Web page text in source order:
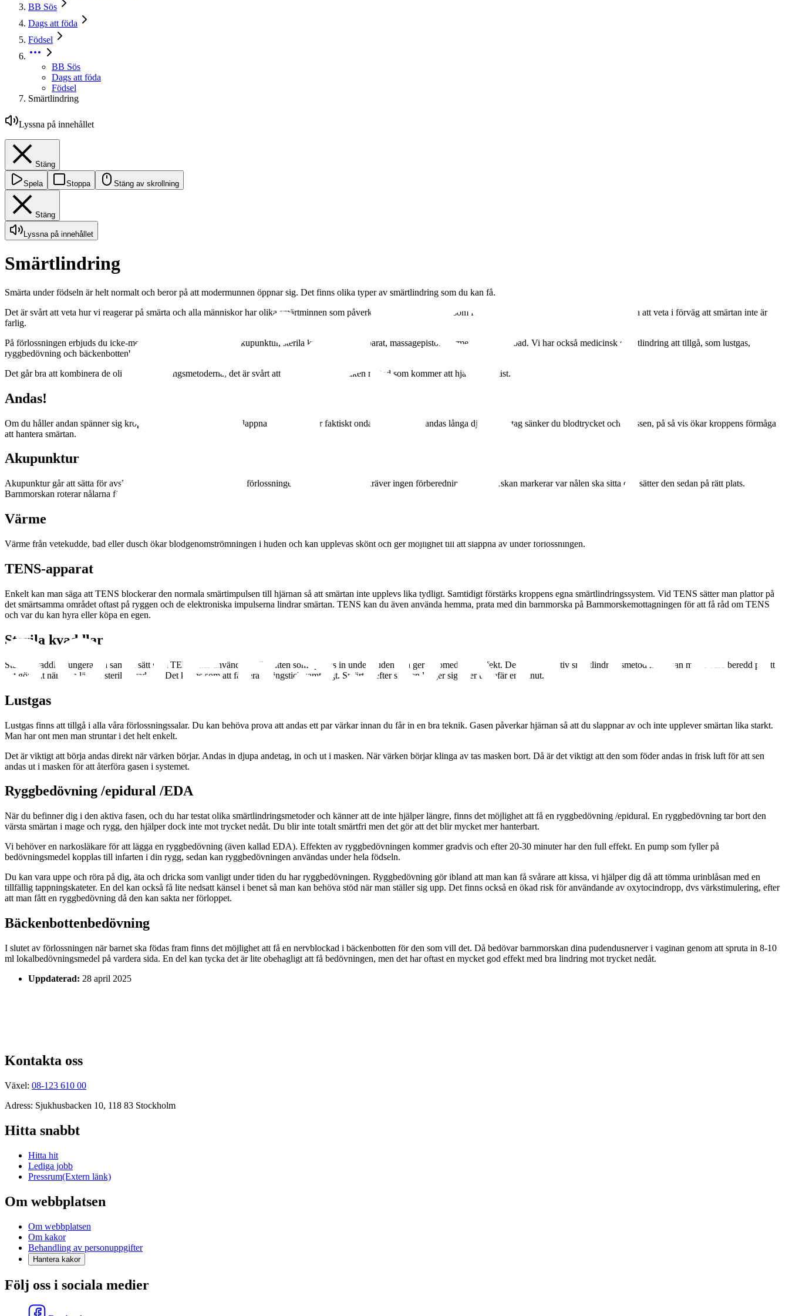
BB Sös
Dags att föda
Födsel
BB Sös
Dags att föda
Födsel
Smärtlindring
Lyssna på innehållet
Stäng
Spela Stoppa Stäng av skrollning
Stäng
Lyssna på innehållet
Smärtlindring
Smärta under födseln är helt normalt och beror på att modermunnen öppnar sig. Det finns olika typer av smärtlindring som du kan få.
Det är svårt att veta hur vi reagerar på smärta och alla människor har olika smärtminnen som påverkar oss. Det är bara du som föder som vet hur ont det gör. Det är dock bra att veta i förväg att smärtan inte är
farlig.
På förlossningen erbjuds du icke-medicinsk smärtlindring som akupunktur, sterila kvaddlar, tensapparat, massagepistol, värme, dusch och bad. Vi har också medicinsk smärtlindring att tillgå, som lustgas,
ryggbedövning och bäckenbottenbedövning.
Det går bra att kombinera de olika smärtlindringsmetoderna, det är svårt att veta på förhand vilken metod som kommer att hjälpa dig bäst.
Andas!
Om du håller andan spänner sig kroppen, då blir det svårare att slappna av och allt gör faktiskt ondare. Genom att andas långa djupa andetag sänker du blodtrycket och stressen, på så vis ökar kroppens förmåga
att hantera smärtan.
Akupunktur
Akupunktur går att sätta för avslappning och smärtlindring under förlossningen. Det är enkelt och kräver ingen förberedning. Barnmorskan markerar var nålen ska sitta och sätter den sedan på rätt plats.
Barnmorskan roterar nålarna för att öka stimulansen.
Värme
Värme från vetekudde, bad eller dusch ökar blodgenomströmningen i huden och kan upplevas skönt och ger möjlighet till att slappna av under förlossningen.
TENS-apparat
Enkelt kan man säga att TENS blockerar den normala smärtimpulsen till hjärnan så att smärtan inte upplevs lika tydligt. Samtidigt förstärks kroppens egna smärtlindringssystem. Vid TENS sätter man plattor på
det smärtsamma området oftast på ryggen och de elektroniska impulserna lindrar smärtan. TENS kan du även använda hemma, prata med din barnmorska på Barnmorskemottagningen för att få råd om TENS
och var du kan hyra eller köpa en egen.
Sterila kvaddlar
Sterila kvaddlar fungerar på samma sätt som TENS, här används sterilt vatten som sprutas in under huden och ger en omedelbar effekt. Det är en effektiv smärtlindringsmetod men man måste vara beredd på att
det gör ont när man lägger sterila kvaddlar. Det känns som att få flera getingstick samtidigt. Smärtan efter sticken lägger sig efter ungefär en minut.
Lustgas
Lustgas finns att tillgå i alla våra förlossningssalar. Du kan behöva prova att andas ett par värkar innan du får in en bra teknik. Gasen påverkar hjärnan så att du slappnar av och inte upplever smärtan lika starkt.
Man har ont men man struntar i det helt enkelt.
Det är viktigt att börja andas direkt när värken börjar. Andas in djupa andetag, in och ut i masken. När värken börjar klinga av tas masken bort. Då är det viktigt att den som föder andas in frisk luft för att sen
andas ut i masken för att återföra gasen i systemet.
Ryggbedövning /epidural /EDA
När du befinner dig i den aktiva fasen, och du har testat olika smärtlindringsmetoder och känner att de inte hjälper längre, finns det möjlighet att få en ryggbedövning /epidural. En ryggbedövning tar bort den
värsta smärtan i mage och rygg, den hjälper dock inte mot trycket nedåt. Du blir inte totalt smärtfri men det gör att det blir mycket mer hanterbart.
Vi behöver en narkosläkare för att lägga en ryggbedövning (även kallad EDA). Effekten av ryggbedövningen kommer gradvis och efter 20-30 minuter har den full effekt. En pump som fyller på
bedövningsmedel kopplas till infarten i din rygg, sedan kan ryggbedövningen användas under hela födseln.
Du kan vara uppe och röra på dig, äta och dricka som vanligt under tiden du har ryggbedövningen. Ryggbedövning gör ibland att man kan få svårare att kissa, vi hjälper dig då att tömma urinblåsan med en
tillfällig tappningskateter. En del kan också få lite nedsatt känsel i benet så man kan behöva stöd när man ställer sig upp. Det finns också en ökad risk för användande av oxytocindropp, dvs värkstimulering, efter
att man fått en ryggbedövning då den kan sakta ner förloppet.
Bäckenbottenbedövning
I slutet av förlossningen när barnet ska födas fram finns det möjlighet att få en nervblockad i bäckenbotten för den som vill det. Då bedövar barnmorskan dina pudendusnerver i vaginan genom att spruta in 8-10
ml lokalbedövningsmedel på vardera sida. En del kan tycka det är lite obehagligt att få bedövningen, men det har oftast en mycket god effekt med bra lindring mot trycket nedåt.
Uppdaterad: 28 april 2025
Kontakta oss
Växel: 08-123 610 00
Adress: Sjukhusbacken 10, 118 83 Stockholm
Hitta snabbt
Hitta hit
Lediga jobb
Pressrum(Extern länk)
Om webbplatsen
Om webbplatsen
Om kakor
Behandling av personuppgifter
Hantera kakor
Följ oss i sociala medier